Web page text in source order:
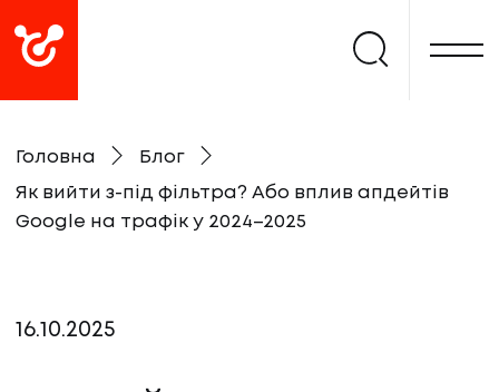
Головна Блог
Як вийти з-під фільтра? Або вплив апдейтів
Google на трафік у 2024–2025
16.10.2025